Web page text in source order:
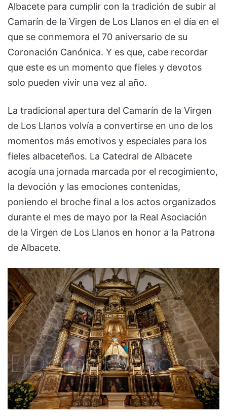
Albacete para cumplir con la tradición de subir al
Camarín de la Virgen de Los Llanos en el día en el
que se conmemora el 70 aniversario de su
Coronación Canónica. Y es que, cabe recordar
que este es un momento que fieles y devotos
solo pueden vivir una vez al año.
La tradicional apertura del Camarín de la Virgen
de Los Llanos volvía a convertirse en uno de los
momentos más emotivos y especiales para los
fieles albaceteños. La Catedral de Albacete
acogía una jornada marcada por el recogimiento,
la devoción y las emociones contenidas,
poniendo el broche final a los actos organizados
durante el mes de mayo por la Real Asociación
de la Virgen de Los Llanos en honor a la Patrona
de Albacete.